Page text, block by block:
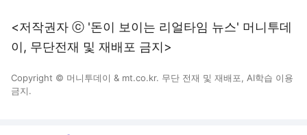
<저작권자 ⓒ '돈이 보이는 리얼타임 뉴스' 머니투데
이, 무단전재 및 재배포 금지>
Copyright © 머니투데이 & mt.co.kr. 무단 전재 및 재배포, AI학습 이용
금지.